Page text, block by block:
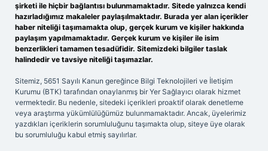
şirketi ile hiçbir bağlantısı bulunmamaktadır. Sitede yalnızca kendi
hazırladığımız makaleler paylaşılmaktadır. Burada yer alan içerikler
haber niteliği taşımamakta olup, gerçek kurum ve kişiler hakkında
paylaşım yapılmamaktadır. Gerçek kurum ve kişiler ile isim
benzerlikleri tamamen tesadüfidir. Sitemizdeki bilgiler taslak
halindedir ve tavsiye niteliği taşımazlar.
Sitemiz, 5651 Sayılı Kanun gereğince Bilgi Teknolojileri ve İletişim
Kurumu (BTK) tarafından onaylanmış bir Yer Sağlayıcı olarak hizmet
vermektedir. Bu nedenle, sitedeki içerikleri proaktif olarak denetleme
veya araştırma yükümlülüğümüz bulunmamaktadır. Ancak, üyelerimiz
yazdıkları içeriklerin sorumluluğunu taşımakta olup, siteye üye olarak
bu sorumluluğu kabul etmiş sayılırlar.